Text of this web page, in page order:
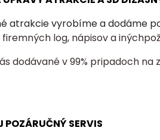
atrakcie vyrobíme a dodáme
log, nápisov a
dodávané v 99% pripadoch
POZÁRUČNÝ SERVIS